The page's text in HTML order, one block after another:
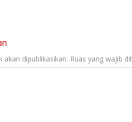
akan dipublikasikan. Ruas yang wajib